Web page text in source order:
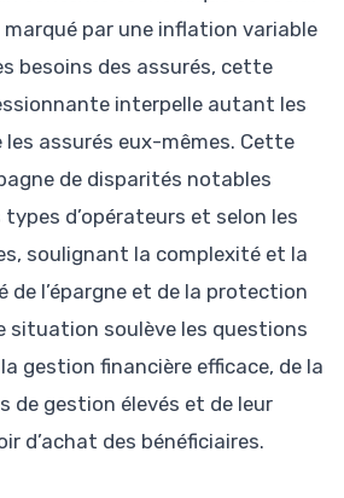
par une inflation variable
besoins des assurés, cette
interpelle autant les
assurés eux-mêmes. Cette
de disparités notables
d’opérateurs et selon les
soulignant la complexité et la
de l’épargne et de la protection
situation soulève les questions
gestion financière efficace, de la
de gestion élevés et de leur
d’achat des bénéficiaires.